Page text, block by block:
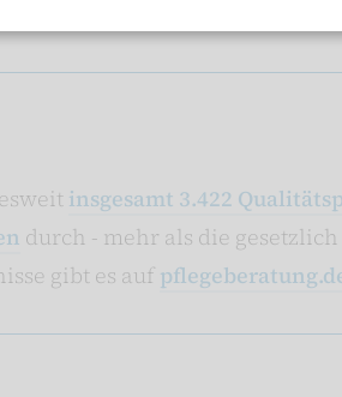
insgesamt 3.422
durch - mehr als die
gibt es auf